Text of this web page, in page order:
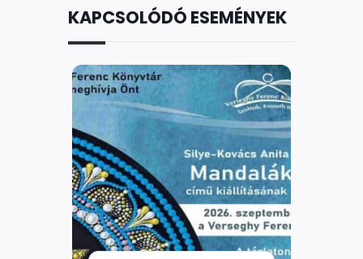
KAPCSOLÓDÓ ESEMÉNYEK